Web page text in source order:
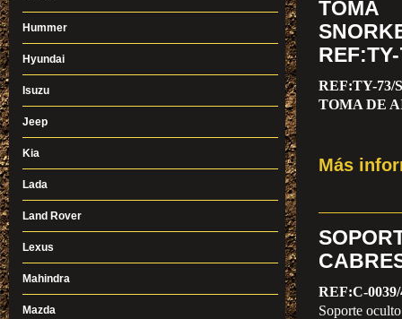
REF:TY-73/
TOMA DE
Más
REF:C-
Soporte
Hummer
Hyundai
Isuzu
Jeep
Kia
Lada
Land Rover
Lexus
Mahindra
Mazda